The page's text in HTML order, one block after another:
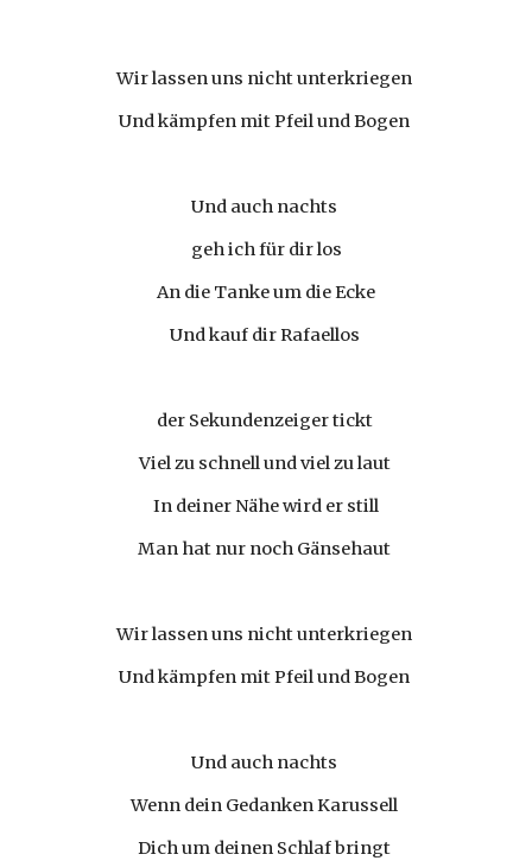
Wir lassen uns nicht unterkriegen
Und kämpfen mit Pfeil und Bogen
Und auch nachts
geh ich für dir los
An die Tanke um die Ecke
Und kauf dir Rafaellos
der Sekundenzeiger tickt
Viel zu schnell und viel zu laut
In deiner Nähe wird er still
Man hat nur noch Gänsehaut
Wir lassen uns nicht unterkriegen
Und kämpfen mit Pfeil und Bogen
Und auch nachts
Wenn dein Gedanken Karussell
Dich um deinen Schlaf bringt